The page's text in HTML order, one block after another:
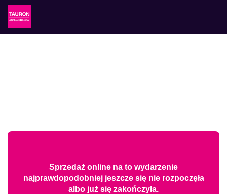
Sprzedaż online na to wydarzenie
najprawdopodobniej jeszcze się nie rozpoczęła
albo już się zakończyła.